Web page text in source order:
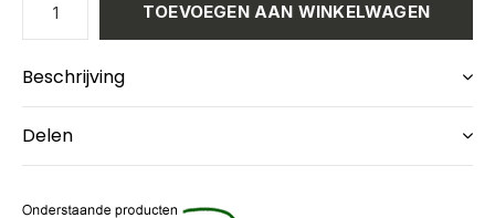
TOEVOEGEN AAN WINKELWAGEN
Beschrijving
Delen